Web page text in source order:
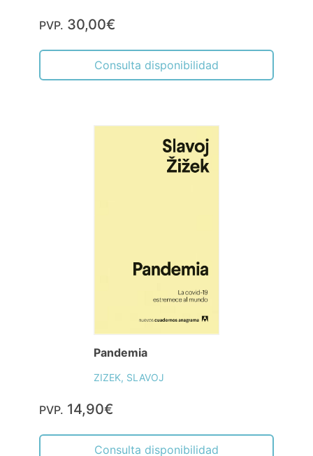
PVP. 30,00€
Consulta disponibilidad
Pandemia
ZIZEK, SLAVOJ
PVP. 14,90€
Consulta disponibilidad